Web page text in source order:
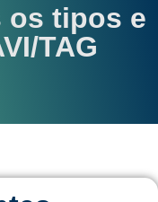
os tipos e
TAG